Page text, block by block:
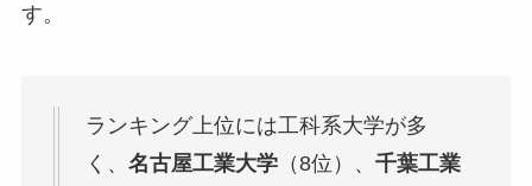
す。
ランキング上位には工科系大学が多
く、 名古屋工業大学（8位）、 千葉工業